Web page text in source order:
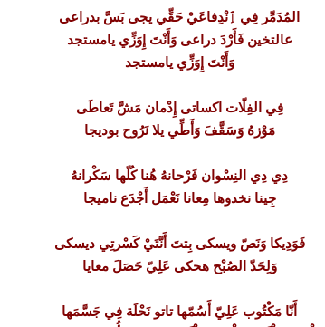
المُدَمِّر فِي ٱِنْدِفاعَيْ حَقِّي يجى بَسَّ بدراعى
عالتخين فَأَرْدَ دراعى وَأَنْتَ إِوَزِّي يامستجد
وَأَنْتَ إِوَزِّي يامستجد
فِي الفِلّات اكساتى إِدْمان مَشَّ تَعاطَى
مَوْزهُ وَسَقَّفَ وَأَطِّي يلا نَرُوح بوديجا
دِي دِي النِسْوان فَرْحانهُ هُنا كُلّها سَكْرانهُ
جِينا نخدوها مِعانا نَعْمَل أَجْدَع ناميجا
فَوَدِيكا وَنَصّ ويسكى بِتتَ أَنَّتَيْ كَسْرتِي ديسكى
وَلِحَدّ الصُبْح هحكى عَلِيّ حَصَلَ معايا
أَنّا مَكْتُوب عَلِيّ أَسُمّها تاتو نَحْلَة فِي جَسَّمَها